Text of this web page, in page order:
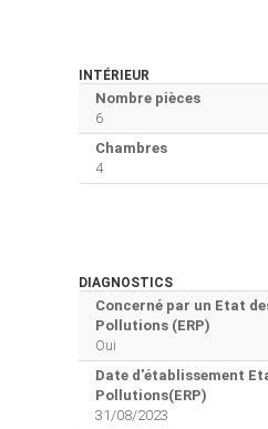
INTÉRIEUR
Nombre pièces
6
Chambres
4
DIAGNOSTICS
Concerné par un Etat
Pollutions (ERP)
Oui
Date d'établissement
Pollutions(ERP)
31/08/2023